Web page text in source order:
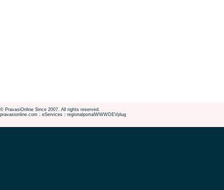
© PravasiOnline Since 2007. All rights reserved.
pravasionline.com : eServices : regionalportalWWWDEVplug